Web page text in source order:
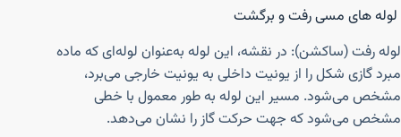
لوله‌ های مسی رفت و برگشت
لوله رفت (ساکشن): در نقشه، این لوله به‌عنوان لوله‌ای که ماده
مبرد گازی شکل را از یونیت داخلی به یونیت خارجی می‌برد،
مشخص می‌شود. مسیر این لوله به طور معمول با خطی
مشخص می‌شود که جهت حرکت گاز را نشان می‌دهد.